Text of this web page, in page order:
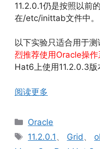
11.2.0.1仍是按照以前
在/etc/inittab文件中。
以下实验只适合用于测
烈推荐使用Oracle操
Hat6上使用11.2.0.3版
阅读更多
分
类
Oracle
标
11.2.0.1 、 Grid 、